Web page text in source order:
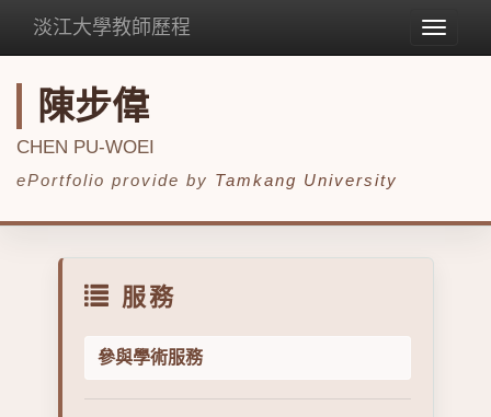
Toggle
淡江大學教師歷程
陳步偉
CHEN PU-WOEI
ePortfolio provide by Tamkang University
服務
參與學術服務